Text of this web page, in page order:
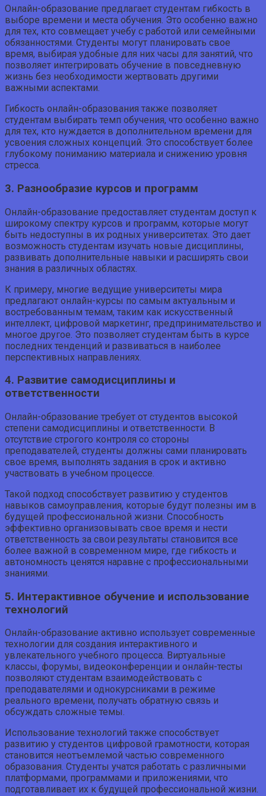
Онлайн-образование предлагает студентам гибкость в
выборе времени и места обучения. Это особенно важно
для тех, кто совмещает учебу с работой или семейными
обязанностями. Студенты могут планировать свое
время, выбирая удобные для них часы для занятий, что
позволяет интегрировать обучение в повседневную
жизнь без необходимости жертвовать другими
важными аспектами.
Гибкость онлайн-образования также позволяет
студентам выбирать темп обучения, что особенно важно
для тех, кто нуждается в дополнительном времени для
усвоения сложных концепций. Это способствует более
глубокому пониманию материала и снижению уровня
стресса.
3. Разнообразие курсов и программ
Онлайн-образование предоставляет студентам доступ к
широкому спектру курсов и программ, которые могут
быть недоступны в их родных университетах. Это дает
возможность студентам изучать новые дисциплины,
развивать дополнительные навыки и расширять свои
знания в различных областях.
К примеру, многие ведущие университеты мира
предлагают онлайн-курсы по самым актуальным и
востребованным темам, таким как искусственный
интеллект, цифровой маркетинг, предпринимательство и
многое другое. Это позволяет студентам быть в курсе
последних тенденций и развиваться в наиболее
перспективных направлениях.
4. Развитие самодисциплины и
ответственности
Онлайн-образование требует от студентов высокой
степени самодисциплины и ответственности. В
отсутствие строгого контроля со стороны
преподавателей, студенты должны сами планировать
свое время, выполнять задания в срок и активно
участвовать в учебном процессе.
Такой подход способствует развитию у студентов
навыков самоуправления, которые будут полезны им в
будущей профессиональной жизни. Способность
эффективно организовывать свое время и нести
ответственность за свои результаты становится все
более важной в современном мире, где гибкость и
автономность ценятся наравне с профессиональными
знаниями.
5. Интерактивное обучение и использование
технологий
Онлайн-образование активно использует современные
технологии для создания интерактивного и
увлекательного учебного процесса. Виртуальные
классы, форумы, видеоконференции и онлайн-тесты
позволяют студентам взаимодействовать с
преподавателями и однокурсниками в режиме
реального времени, получать обратную связь и
обсуждать сложные темы.
Использование технологий также способствует
развитию у студентов цифровой грамотности, которая
становится неотъемлемой частью современного
образования. Студенты учатся работать с различными
платформами, программами и приложениями, что
подготавливает их к будущей профессиональной жизни.